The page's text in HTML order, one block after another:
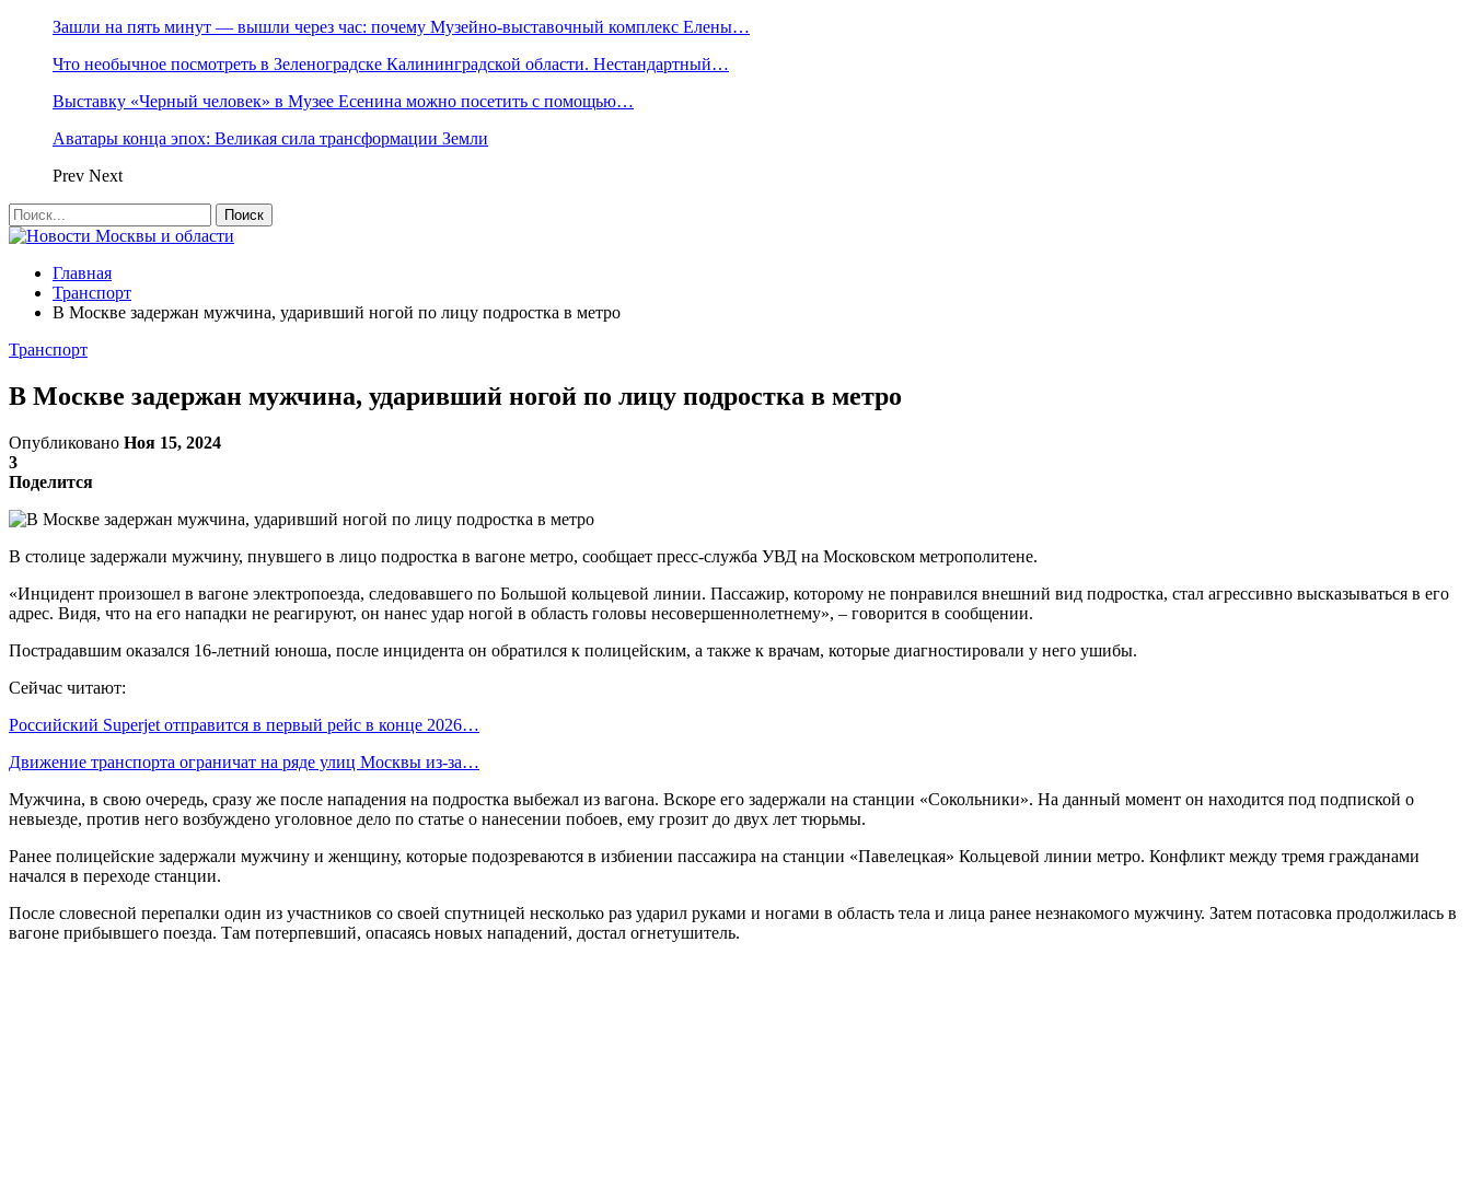
Зашли на пять минут — вышли через час: почему Музейно-выставочный комплекс Елены…
Что необычное посмотреть в Зеленоградске Калининградской области. Нестандартный…
Выставку «Черный человек» в Музее Есенина можно посетить с помощью…
Аватары конца эпох: Великая сила трансформации Земли
Prev Next
Главная
Транспорт
В Москве задержан мужчина, ударивший ногой по лицу подростка в метро
Транспорт
В Москве задержан мужчина, ударивший ногой по лицу подростка в метро
Опубликовано Ноя 15, 2024
3
Поделится
В столице задержали мужчину, пнувшего в лицо подростка в вагоне метро, сообщает пресс-служба УВД на Московском метрополитене.
«Инцидент произошел в вагоне электропоезда, следовавшего по Большой кольцевой линии. Пассажир, которому не понравился внешний вид подростка, стал агрессивно высказываться в его
адрес. Видя, что на его нападки не реагируют, он нанес удар ногой в область головы несовершеннолетнему», – говорится в сообщении.
Пострадавшим оказался 16-летний юноша, после инцидента он обратился к полицейским, а также к врачам, которые диагностировали у него ушибы.
Сейчас читают:
Российский Superjet отправится в первый рейс в конце 2026…
Движение транспорта ограничат на ряде улиц Москвы из-за…
Мужчина, в свою очередь, сразу же после нападения на подростка выбежал из вагона. Вскоре его задержали на станции «Сокольники». На данный момент он находится под подпиской о
невыезде, против него возбуждено уголовное дело по статье о нанесении побоев, ему грозит до двух лет тюрьмы.
Ранее полицейские задержали мужчину и женщину, которые подозреваются в избиении пассажира на станции «Павелецкая» Кольцевой линии метро. Конфликт между тремя гражданами
начался в переходе станции.
После словесной перепалки один из участников со своей спутницей несколько раз ударил руками и ногами в область тела и лица ранее незнакомого мужчину. Затем потасовка продолжилась в
вагоне прибывшего поезда. Там потерпевший, опасаясь новых нападений, достал огнетушитель.